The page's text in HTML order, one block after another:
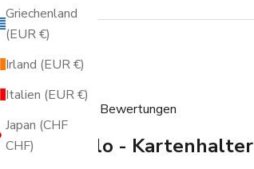
Griechenland
(EUR €)
Irland (EUR €)
Italien (EUR €)
Japan (CHF
CHF)
20 Bewertungen
Silver - Solo - Kartenhalter